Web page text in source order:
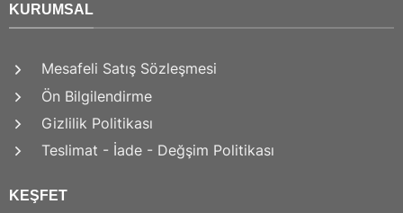
KURUMSAL
Mesafeli Satış Sözleşmesi
Ön Bilgilendirme
Gizlilik Politikası
Teslimat - İade - Değşim Politikası
KEŞFET